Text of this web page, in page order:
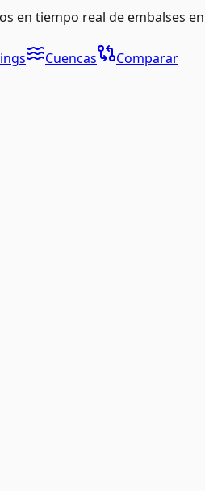
en tiempo real de embalses en
Cuencas Comparar